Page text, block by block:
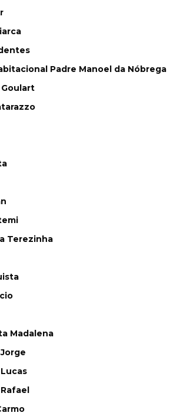
Padre Manoel da Nóbrega
Goulart
Terezinha
Madalena
Jorge
Lucas
Rafael